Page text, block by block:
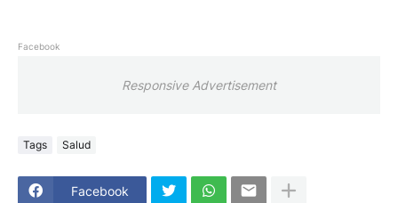
Facebook
Responsive Advertisement
Tags Salud
Facebook